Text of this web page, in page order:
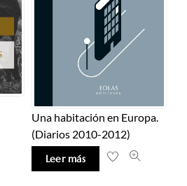
Una habitación en Europa.
(Diarios 2010-2012)
Leer más